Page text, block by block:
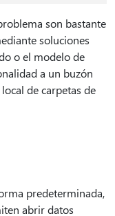
son bastante
soluciones
o el modelo de
a un buzón
de carpetas de
predeterminada,
abrir datos